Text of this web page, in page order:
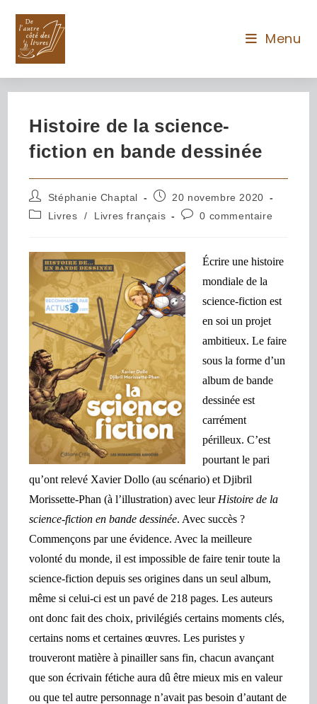
Menu
Histoire de la science-
fiction en bande dessinée
Stéphanie Chaptal
20 novembre 2020
Livres
/ Livres français 0 commentaire
Écrire une histoire
mondiale de la
science-fiction est
en soi un projet
ambitieux. Le faire
sous la forme d’un
album de bande
dessinée est
carrément
périlleux. C’est
pourtant le pari
qu’ont relevé Xavier Dollo (au scénario) et Djibril
Morissette-Phan (à l’illustration) avec leur Histoire de la
science-fiction en bande dessinée. Avec succès ?
Commençons par une évidence. Avec la meilleure
volonté du monde, il est impossible de faire tenir toute la
science-fiction depuis ses origines dans un seul album,
même si celui-ci est un pavé de 218 pages. Les auteurs
ont donc fait des choix, privilégiés certains moments clés,
certains noms et certaines œuvres. Les puristes y
trouveront matière à pinailler sans fin, chacun avançant
que son écrivain fétiche aura dû être mieux mis en valeur
ou que tel autre personnage n’avait pas besoin d’autant de